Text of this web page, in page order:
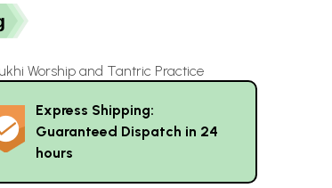
Worship and Tantric Practice
Express Shipping:
Guaranteed Dispatch in 24
hours